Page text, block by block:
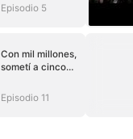
Episodio 5
Con mil millones,
sometí a cinco
Episodio 11